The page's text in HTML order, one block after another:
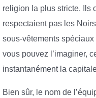
religion la plus stricte. Ils
respectaient pas les
sous-vêtements
vous pouvez l’imaginer,
instantanément la
Bien sûr, le nom de